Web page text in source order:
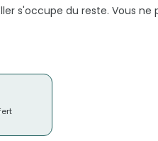
s'occupe du reste. Vous ne